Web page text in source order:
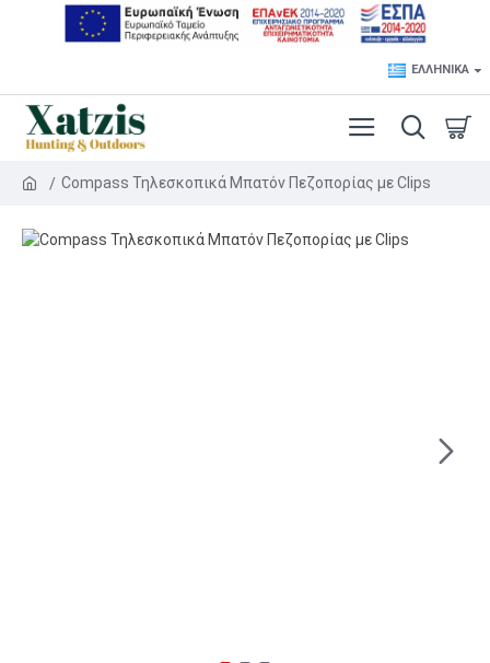
ΕΛΛΗΝΙΚΆ
Compass Τηλεσκοπικά Μπατόν Πεζοπορίας με Clips